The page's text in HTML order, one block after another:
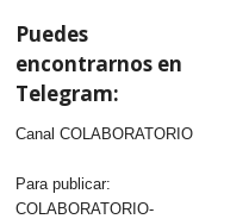
Puedes
encontrarnos en
Telegram:
Canal COLABORATORIO
Para publicar:
COLABORATORIO-